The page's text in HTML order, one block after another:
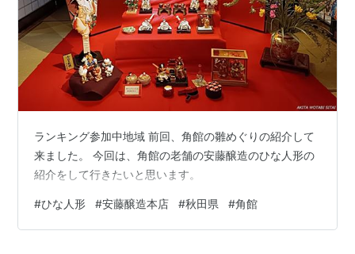
ランキング参加中地域 前回、角館の雛めぐりの紹介して
来ました。 今回は、角館の老舗の安藤醸造のひな人形の
紹介をして行きたいと思います。
#ひな人形 #安藤醸造本店 #秋田県 #角館